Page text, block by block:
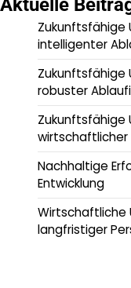
Aktuelle
Zukunftsfähige
intelligenter
Zukunftsfähige
robuster
Zukunftsfähige
Nachhaltige
Entwicklung
Wirtschaftliche
langfristiger